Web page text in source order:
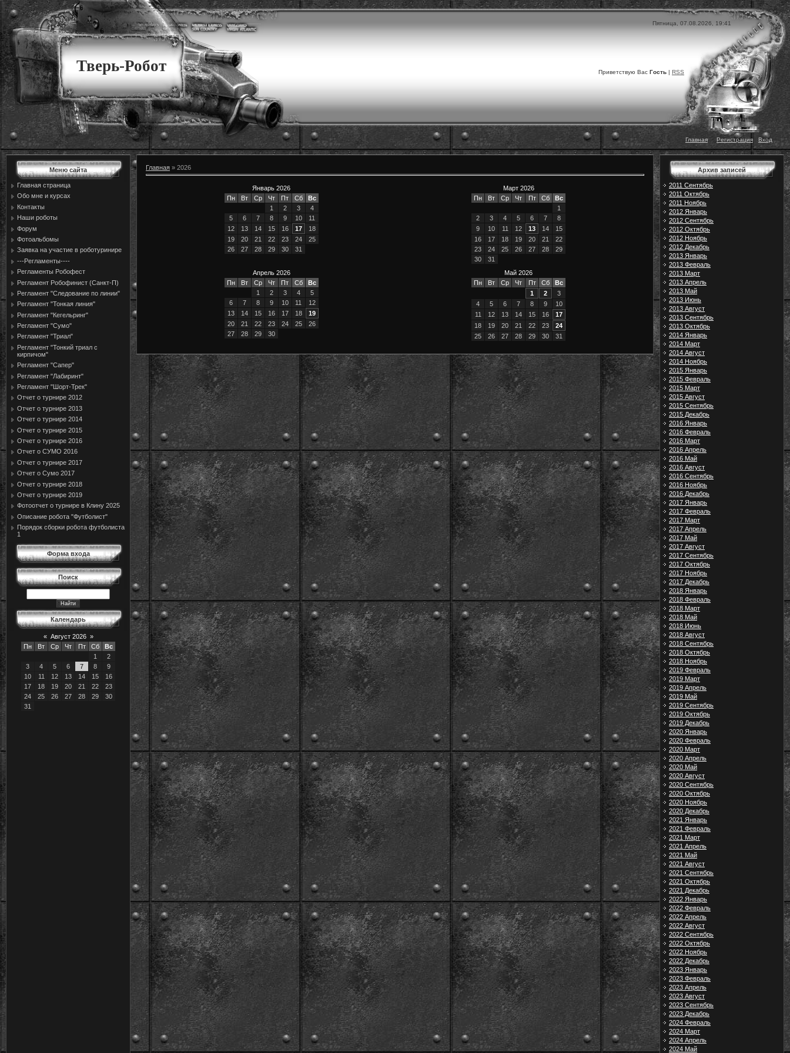
Пятница, 07.08.2026, 19:41
Тверь-Робот Приветствую Вас Гость | RSS
Главная| Регистрация Вход
Меню сайта
Главная страница
Обо мне и курсах
Контакты
Наши роботы
Форум
Фотоальбомы
Заявка на участие в роботуринире
---Регламенты----
Регламенты Робофест
Регламент Робофинист (Санкт-П)
Регламент "Следование по линии"
Регламент "Тонкая линия"
Регламент "Кегельринг"
Регламент "Сумо"
Регламент "Триал"
Регламент "Тонкий триал с
кирпичом"
Регламент "Сапер"
Регламент "Лабиринт"
Регламент "Шорт-Трек"
Отчет о турнире 2012
Отчет о турнире 2013
Отчет о турнире 2014
Отчет о турнире 2015
Отчет о турнире 2016
Отчет о СУМО 2016
Отчет о турнире 2017
Отчет о Сумо 2017
Отчет о турнире 2018
Отчет о турнире 2019
Фотоотчет о турнире в Клину 2025
Описание робота "Футболист"
Порядок сборки робота футболиста
1
Форма входа
Поиск
Календарь
« Август 2026 »
Пн
Вт Ср Чт Пт Сб
Вс
1
2
3
4 5 6 7 8
9
10
11 12 13 14 15
16
17
18 19 20 21 22
23
24
25 26 27 28 29
30
31
Главная » 2026
Январь 2026
Пн
Вт Ср Чт Пт Сб
Вс
1
2 3
4
5
6 7 8 9 10
11
12
13 14 15 16 17
18
19
20 21 22 23 24
25
26
27 28 29 30 31
Март 2026
Пн
Вт Ср Чт Пт Сб
Вс
1
2
3 4 5 6 7
8
9
10 11 12 13 14
15
16
17 18 19 20 21
22
23
24 25 26 27 28
29
30
31
Апрель 2026
Пн
Вт Ср Чт Пт Сб
Вс
1
2 3 4
5
6
7 8 9 10 11
12
13
14 15 16 17 18
19
20
21 22 23 24 25
26
27
28 29 30
Май 2026
Пн
Вт Ср Чт Пт Сб
Вс
1
2
3
4
5 6 7 8 9
10
11
12 13 14 15 16
17
18
19 20 21 22 23
24
25
26 27 28 29 30 31
Архив записей
2011 Сентябрь
2011 Октябрь
2011 Ноябрь
2012 Январь
2012 Сентябрь
2012 Октябрь
2012 Ноябрь
2012 Декабрь
2013 Январь
2013 Февраль
2013 Март
2013 Апрель
2013 Май
2013 Июнь
2013 Август
2013 Сентябрь
2013 Октябрь
2014 Январь
2014 Март
2014 Август
2014 Ноябрь
2015 Январь
2015 Февраль
2015 Март
2015 Август
2015 Сентябрь
2015 Декабрь
2016 Январь
2016 Февраль
2016 Март
2016 Апрель
2016 Май
2016 Август
2016 Сентябрь
2016 Ноябрь
2016 Декабрь
2017 Январь
2017 Февраль
2017 Март
2017 Апрель
2017 Май
2017 Август
2017 Сентябрь
2017 Октябрь
2017 Ноябрь
2017 Декабрь
2018 Январь
2018 Февраль
2018 Март
2018 Май
2018 Июнь
2018 Август
2018 Сентябрь
2018 Октябрь
2018 Ноябрь
2019 Февраль
2019 Март
2019 Апрель
2019 Май
2019 Сентябрь
2019 Октябрь
2019 Декабрь
2020 Январь
2020 Февраль
2020 Март
2020 Апрель
2020 Май
2020 Август
2020 Сентябрь
2020 Октябрь
2020 Ноябрь
2020 Декабрь
2021 Январь
2021 Февраль
2021 Март
2021 Апрель
2021 Май
2021 Август
2021 Сентябрь
2021 Октябрь
2021 Декабрь
2022 Январь
2022 Февраль
2022 Апрель
2022 Август
2022 Сентябрь
2022 Октябрь
2022 Ноябрь
2022 Декабрь
2023 Январь
2023 Февраль
2023 Апрель
2023 Август
2023 Сентябрь
2023 Декабрь
2024 Февраль
2024 Март
2024 Апрель
2024 Май